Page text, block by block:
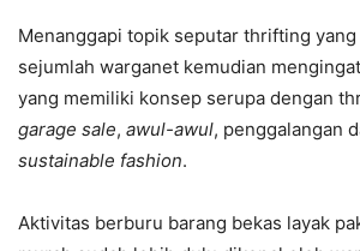
Menanggapi topik seputar thrifting yang
sejumlah warganet kemudian
yang memiliki konsep serupa dengan
garage sale, awul-awul, penggalangan
sustainable fashion.
Aktivitas berburu barang bekas layak